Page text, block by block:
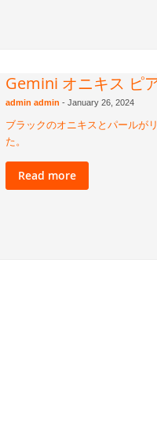
Gemini オニキス ピ
admin admin- January 26, 2024
ブラックのオニキスとパールが
た。
Read more